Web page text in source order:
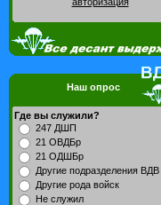
Наш опрос
Где вы служили?
247 ДШП
21 ОВДБр
21 ОДШБр
Другие подразделения ВДВ
Другие рода войск
Не служил